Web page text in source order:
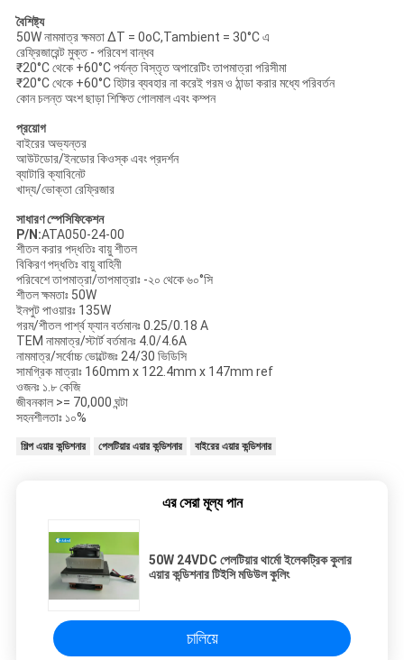
বৈশিষ্ট্য
50W নামমাত্র ক্ষমতা ΔT = 0oC,Tambient = 30°C এ
রেফ্রিজারেন্ট মুক্ত - পরিবেশ বান্ধব
₹20°C থেকে +60°C পর্যন্ত বিস্তৃত অপারেটিং তাপমাত্রা পরিসীমা
₹20°C থেকে +60°C হিটার ব্যবহার না করেই গরম ও ঠান্ডা করার মধ্যে পরিবর্তন
কোন চলন্ত অংশ ছাড়া শিক্ষিত গোলমাল এবং কম্পন
প্রয়োগ
বাইরের অভ্যন্তর
আউটডোর/ইনডোর কিওস্ক এবং প্রদর্শন
ব্যাটারি ক্যাবিনেট
খাদ্য/ভোক্তা রেফ্রিজার
সাধারণ স্পেসিফিকেশন
P/N:ATA050-24-00
শীতল করার পদ্ধতিঃ বায়ু শীতল
বিকিরণ পদ্ধতিঃ বায়ু বাহিনী
পরিবেশে তাপমাত্রা/তাপমাত্রাঃ -২০ থেকে ৬০°সি
শীতল ক্ষমতাঃ 50W
ইনপুট পাওয়ারঃ 135W
গরম/শীতল পার্শ্ব ফ্যান বর্তমানঃ 0.25/0.18 A
TEM নামমাত্র/স্টার্ট বর্তমানঃ 4.0/4.6A
নামমাত্র/সর্বোচ্চ ভোল্টেজঃ 24/30 ভিডিসি
সামগ্রিক মাত্রাঃ 160mm x 122.4mm x 147mm ref
ওজনঃ ১.৮ কেজি
জীবনকাল >= 70,000 ঘন্টা
সহনশীলতাঃ ১০%
শিল্প এয়ার কন্ডিশনার পেলটিয়ার এয়ার কন্ডিশনার বাইরের এয়ার কন্ডিশনার
এর সেরা মূল্য পান
50W 24VDC পেলটিয়ার থার্মো ইলেকট্রিক কুলার
এয়ার কন্ডিশনার টিইসি মডিউল কুলিং
চালিয়ে